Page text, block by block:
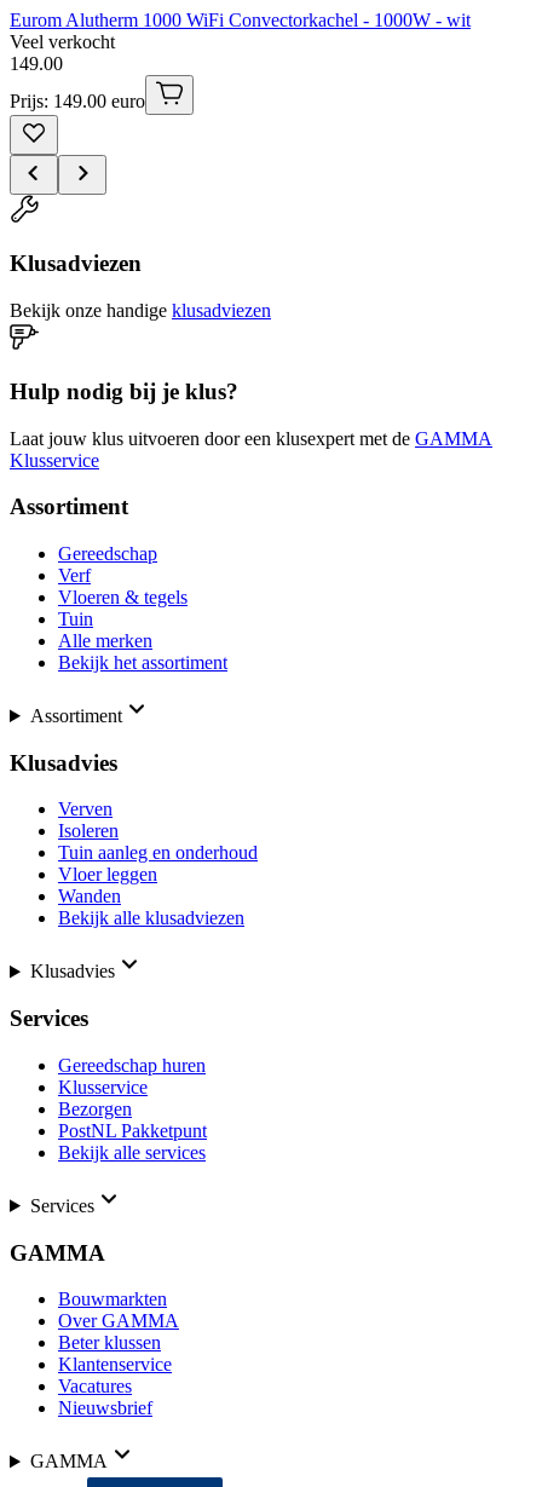
Eurom Alutherm 1000 WiFi Convectorkachel - 1000W - wit
Veel verkocht
149.00
Prijs: 149.00 euro
Klusadviezen
Bekijk onze handige klusadviezen
Hulp nodig bij je klus?
Laat jouw klus uitvoeren door een klusexpert met de GAMMA
Klusservice
Assortiment
Gereedschap
Verf
Vloeren & tegels
Tuin
Alle merken
Bekijk het assortiment
Assortiment
Klusadvies
Verven
Isoleren
Tuin aanleg en onderhoud
Vloer leggen
Wanden
Bekijk alle klusadviezen
Klusadvies
Services
Gereedschap huren
Klusservice
Bezorgen
PostNL Pakketpunt
Bekijk alle services
Services
GAMMA
Bouwmarkten
Over GAMMA
Beter klussen
Klantenservice
Vacatures
Nieuwsbrief
GAMMA